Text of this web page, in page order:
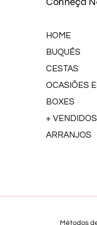
HOME
BUQUÊS
CESTAS
OCASIÕES
BOXES
+ VENDIDOS
ARRANJOS
Métodos